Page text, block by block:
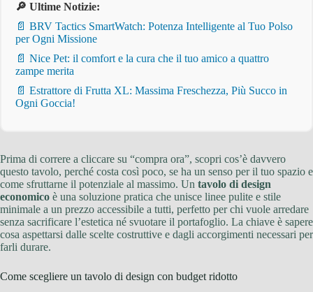
🔎 Ultime Notizie:
📄 BRV Tactics SmartWatch: Potenza Intelligente al Tuo Polso
per Ogni Missione
📄 Nice Pet: il comfort e la cura che il tuo amico a quattro
zampe merita
📄 Estrattore di Frutta XL: Massima Freschezza, Più Succo in
Ogni Goccia!
Prima di correre a cliccare su “compra ora”, scopri cos’è davvero
questo tavolo, perché costa così poco, se ha un senso per il tuo spazio e
come sfruttarne il potenziale al massimo. Un tavolo di design
economico è una soluzione pratica che unisce linee pulite e stile
minimale a un prezzo accessibile a tutti, perfetto per chi vuole arredare
senza sacrificare l’estetica né svuotare il portafoglio. La chiave è sapere
cosa aspettarsi dalle scelte costruttive e dagli accorgimenti necessari per
farli durare.
Come scegliere un tavolo di design con budget ridotto